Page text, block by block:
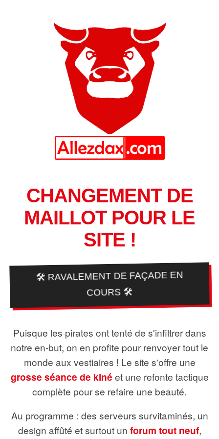
CHANGEMENT DE
MAILLOT POUR LE
SITE !
🛠️ RAVALEMENT DE FAÇADE EN
COURS 🛠️
Puisque les pirates ont tenté de s'infiltrer dans
notre en-but, on en profite pour renvoyer tout le
monde aux vestiaires ! Le site s'offre une
grosse séance de kiné et une refonte tactique
complète pour se refaire une beauté.
Au programme : des serveurs survitaminés, un
design affûté et surtout un forum tout neuf,